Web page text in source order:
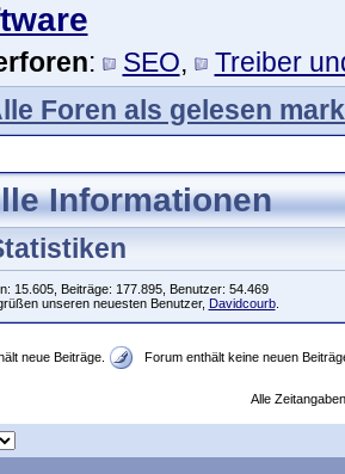
: SEO,
Treiber
Foren als gelesen
Informationen
15.605, Beiträge: 177.895, Benutzer: 54.469
unseren neuesten Benutzer, Davidcourb.
neue Beiträge. Forum enthält keine neuen
Alle